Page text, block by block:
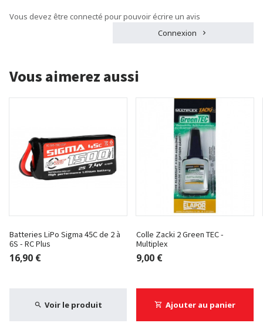
Vous devez être connecté pour pouvoir écrire un avis
Connexion
Vous aimerez aussi
Batteries LiPo Sigma 45C de 2 à
6S - RC Plus
16,90 €
Voir le produit
Colle Zacki 2 Green TEC -
Multiplex
9,00 €
Ajouter au panier